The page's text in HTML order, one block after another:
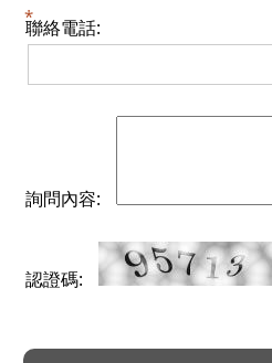
聯絡電話:
詢問內容:
認證碼: